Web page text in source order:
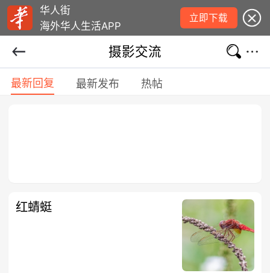
华人街
海外华人生活APP
立即下载
摄影交流
最新回复 最新发布 热帖
红蜻蜓